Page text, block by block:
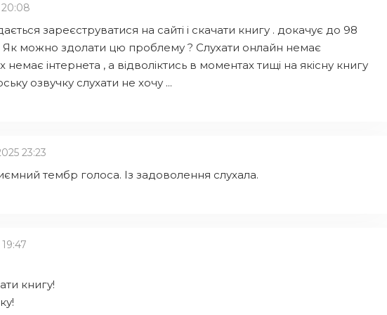
20:08
зареєструватися на сайті і скачати книгу . докачує до 98
. Як можно здолати цю проблему ? Слухати онлайн немає
немає інтернета , а відволіктись в моментах тищі на якісну книгу
озвучку слухати не хочу ...
23:23
тембр голоса. Із задоволення слухала.
книгу!